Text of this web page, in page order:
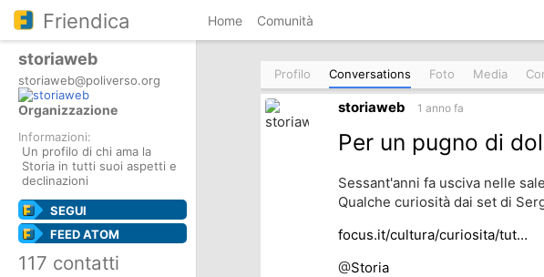
Friendica Home Comunità
storiaweb
storiaweb@poliverso.org
Organizzazione
Informazioni:
Un profilo di chi ama la
Storia in tutti suoi aspetti e
declinazioni
SEGUI
FEED ATOM
117 contatti
Profilo Conversations Foto Media
storiaweb 1 anno fa
Per un pugno di
Sessant'anni fa usciva nelle
Qualche curiosità dai set di
focus.it/cultura/curiosita/tut…
@Storia